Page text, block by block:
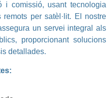
i comissió, usant tecnologia
per satèl·lit. El nostre
un servei integral als
proporcionant solucions
detallades.